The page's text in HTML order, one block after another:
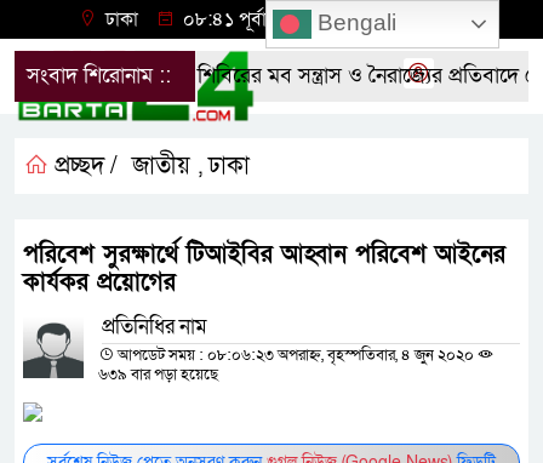
ঢাকা ০৮:৪১ পূর্বাহ্ন, শনিবার, ০৮ অগাস্ট ২০২৬
সংবাদ শিরোনাম ::শিবিরের মব সন্ত্রাস ও নৈরাজ্যের প্রতিবাদে
প্রচ্ছদ / জাতীয় ,ঢাকা
পরিবেশ সুরক্ষার্থে টিআইবির আহ্বান পরিবেশ আইনের
কার্যকর প্রয়োগের
প্রতিনিধির নাম
আপডেট সময় : ০৮:০৬:২৩ অপরাহ্ন, বৃহস্পতিবার, ৪ জুন ২০২০
৬৩৯ বার পড়া হয়েছে
Bengali